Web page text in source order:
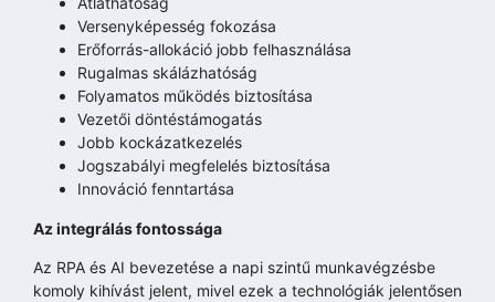
Versenyképesség fokozása
Erőforrás-allokáció jobb felhasználása
Rugalmas skálázhatóság
Folyamatos működés biztosítása
Vezetői döntéstámogatás
Jobb kockázatkezelés
Jogszabályi megfelelés biztosítása
Innováció fenntartása
Az integrálás fontossága
Az RPA és AI bevezetése a napi szintű munkavégzésbe
komoly kihívást jelent, mivel ezek a technológiák jelentősen